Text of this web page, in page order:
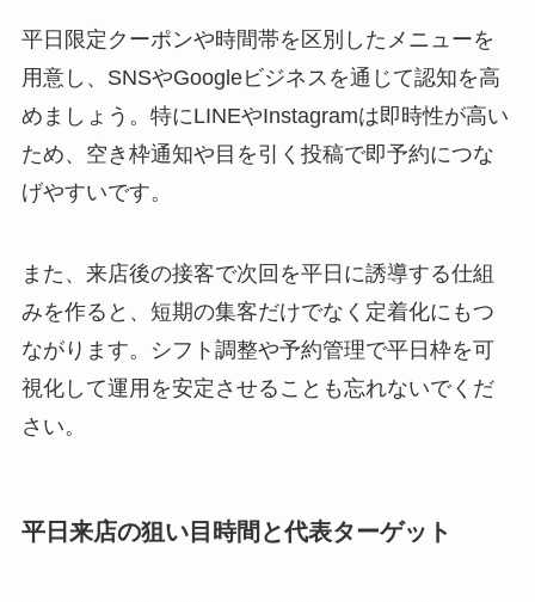
平日限定クーポンや時間帯を区別したメニューを
用意し、SNSやGoogleビジネスを通じて認知を高
めましょう。特にLINEやInstagramは即時性が高い
ため、空き枠通知や目を引く投稿で即予約につな
げやすいです。
また、来店後の接客で次回を平日に誘導する仕組
みを作ると、短期の集客だけでなく定着化にもつ
ながります。シフト調整や予約管理で平日枠を可
視化して運用を安定させることも忘れないでくだ
さい。
平日来店の狙い目時間と代表ターゲット